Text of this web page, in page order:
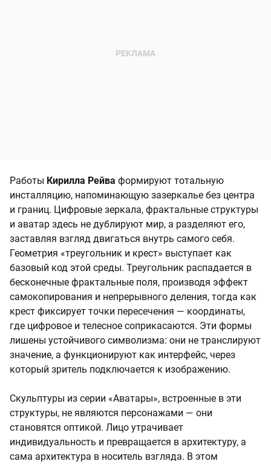
Работы Кирилла Рейва формируют тотальную
инсталляцию, напоминающую зазеркалье без центра
и границ. Цифровые зеркала, фрактальные структуры
и аватар здесь не дублируют мир, а разделяют его,
заставляя взгляд двигаться внутрь самого себя.
Геометрия «треугольник и крест» выступает как
базовый код этой среды. Треугольник распадается в
бесконечные фрактальные поля, производя эффект
самокопирования и непрерывного деления, тогда как
крест фиксирует точки пересечения — координаты,
где цифровое и телесное соприкасаются. Эти формы
лишены устойчивого символизма: они не транслируют
значение, а функционируют как интерфейс, через
который зритель подключается к изображению.
Скульптуры из серии «Аватары», встроенные в эти
структуры, не являются персонажами — они
становятся оптикой. Лицо утрачивает
индивидуальность и превращается в архитектуру, а
сама архитектура в носитель взгляда. В этом